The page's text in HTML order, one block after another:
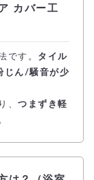
です。 タイル
じん/騒音が少
、 つまずき軽